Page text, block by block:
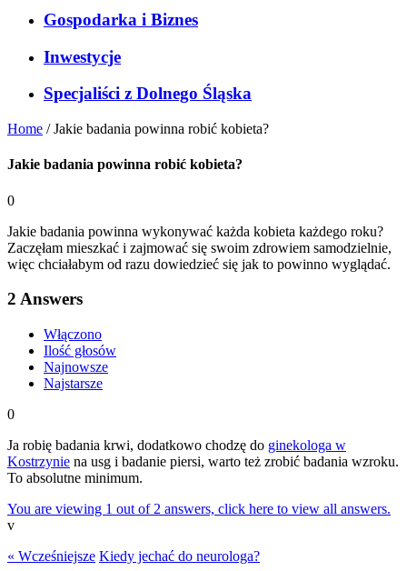
Gospodarka i Biznes
Inwestycje
Specjaliści z Dolnego Śląska
Home /Jakie badania powinna robić kobieta?
Jakie badania powinna robić kobieta?
0
Jakie badania powinna wykonywać każda kobieta każdego roku?
Zaczęłam mieszkać i zajmować się swoim zdrowiem samodzielnie,
więc chciałabym od razu dowiedzieć się jak to powinno wyglądać.
2 Answers
Włączono
Ilość głosów
Najnowsze
Najstarsze
0
Ja robię badania krwi, dodatkowo chodzę do ginekologa w
Kostrzynie na usg i badanie piersi, warto też zrobić badania wzroku.
To absolutne minimum.
You are viewing 1 out of 2 answers, click here to view all answers.
v
« Wcześniejsze Kiedy jechać do neurologa?